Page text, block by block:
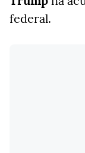
federal.